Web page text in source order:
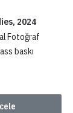
2024
Fotoğraf
baskı